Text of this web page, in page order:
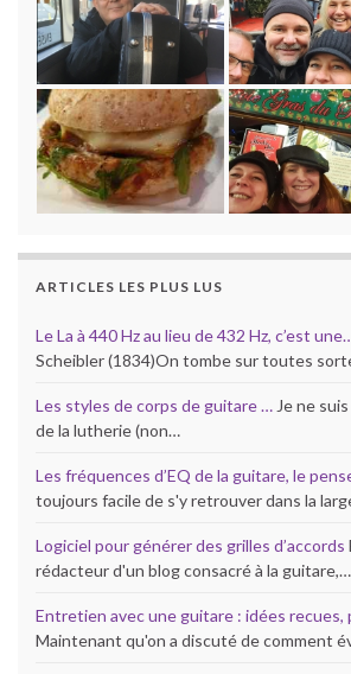
ARTICLES LES PLUS LUS
Le La à 440 Hz au lieu de 432 Hz, c’est
Scheibler (1834)On tombe sur toutes
Les styles de corps de guitare …Je ne
de la lutherie (non…
Les fréquences d’EQ de la guitare, le
toujours facile de s'y retrouver dans la
Logiciel pour générer des grilles d’accords
rédacteur d'un blog consacré à la guitare,…
Entretien avec une guitare : idées
Maintenant qu'on a discuté de comment